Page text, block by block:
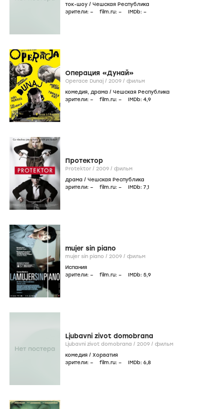
ток-шоу / Чешская Республика
зрители: – film.ru: – IMDb: –
Операция «Дунай»
Operace Dunaj / 2009 / фильм
комедия, драма / Чешская Республика
зрители: – film.ru: – IMDb: 4,9
Протектор
Protektor / 2009 / фильм
драма / Чешская Республика
зрители: – film.ru: – IMDb: 7,1
mujer sin piano
mujer sin piano / 2009 / фильм
Испания
зрители: – film.ru: – IMDb: 5,9
Ljubavni zivot domobrana
Ljubavni zivot domobrana / 2009 / фильм
комедия / Хорватия
зрители: – film.ru: – IMDb: 6,8